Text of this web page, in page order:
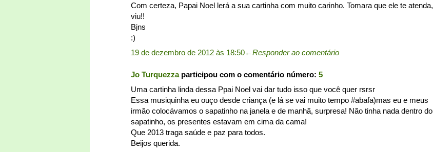
Com certeza, Papai Noel lerá a sua cartinha com muito carinho. Tomara que ele te atenda,
viu!!
Bjns
:)
19 de dezembro de 2012 às 18:50←Responder ao comentário
Jo Turquezzaparticipou com o comentário número: 5
Uma cartinha linda dessa Ppai Noel vai dar tudo isso que você quer rsrsr
Essa musiquinha eu ouço desde criança (e lá se vai muito tempo #abafa)mas eu e meus
irmão colocávamos o sapatinho na janela e de manhã, surpresa! Não tinha nada dentro do
sapatinho, os presentes estavam em cima da cama!
Que 2013 traga saúde e paz para todos.
Beijos querida.